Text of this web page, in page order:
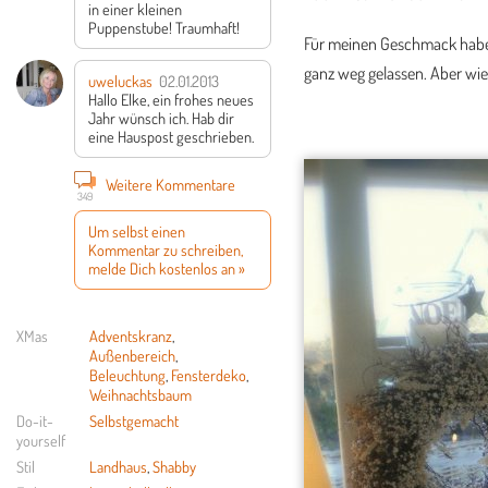
in einer kleinen
Puppenstube! Traumhaft!
uweluckas 02.01.2013
Hallo Elke,ein frohes neues
Jahr wünsch ich. Hab dir
eine Hauspost geschrieben.
349
Weitere Kommentare
Um selbst einen
Kommentar zu schreiben,
melde Dich kostenlos an »
XMas Adventskranz,
Außenbereich,
Beleuchtung, Fensterdeko,
Weihnachtsbaum
Do-it-
yourself
Selbstgemacht
Stil Landhaus,Shabby
Für meinen Geschmack
ganz weg gelassen. Aber